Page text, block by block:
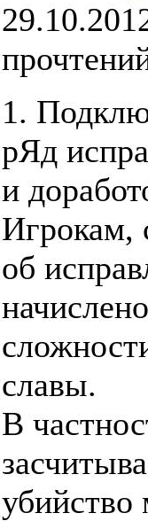
1.
рЯд
и
об
славы.
В
убийство